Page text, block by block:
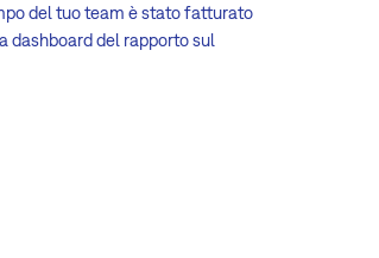
del tuo team è stato fatturato
dashboard del rapporto sul